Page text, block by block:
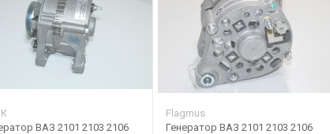
ВАЗ 2101 2103 2106
Flagmus
Генератор ВАЗ 2101 2103 2106